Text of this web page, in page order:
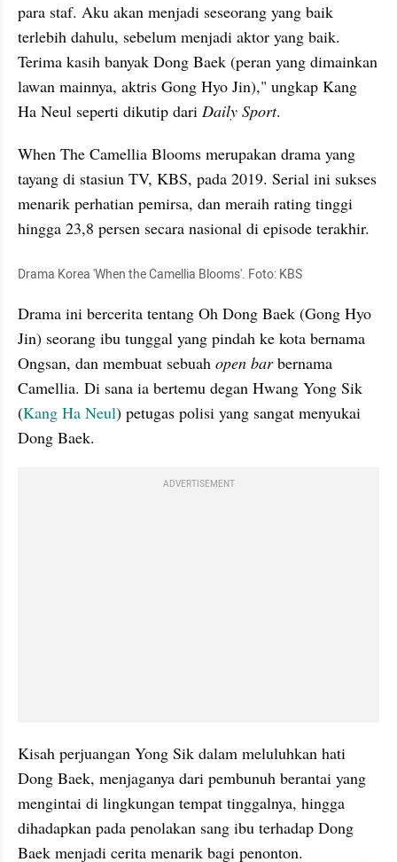
para staf. Aku akan menjadi seseorang yang baik
terlebih dahulu, sebelum menjadi aktor yang baik.
Terima kasih banyak Dong Baek (peran yang dimainkan
lawan mainnya, aktris Gong Hyo Jin)," ungkap Kang
Ha Neul seperti dikutip dari Daily Sport.
When The Camellia Blooms merupakan drama yang
tayang di stasiun TV, KBS, pada 2019. Serial ini sukses
menarik perhatian pemirsa, dan meraih rating tinggi
hingga 23,8 persen secara nasional di episode terakhir.
Drama Korea 'When the Camellia Blooms'. Foto: KBS
Drama ini bercerita tentang Oh Dong Baek (Gong Hyo
Ongsan, dan membuat sebuah open bar bernama
Camellia. Di sana ia bertemu degan Hwang Yong Sik
(Kang Ha Neul) petugas polisi yang sangat menyukai
Dong Baek.
ADVERTISEMENT
Kisah perjuangan Yong Sik dalam meluluhkan hati
Dong Baek, menjaganya dari pembunuh berantai yang
mengintai di lingkungan tempat tinggalnya, hingga
dihadapkan pada penolakan sang ibu terhadap Dong
Baek menjadi cerita menarik bagi penonton.